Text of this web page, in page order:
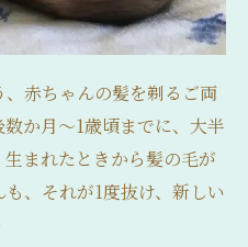
赤ちゃんの髪を剃るご両
か月～1歳頃までに、大半
まれたときから髪の毛が
、それが1度抜け、新しい